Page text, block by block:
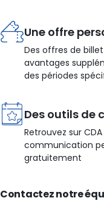
Une offre
Des offres de
avantages
des périodes
Des outils de
Retrouvez sur
communication
gratuitement
Contactez notre